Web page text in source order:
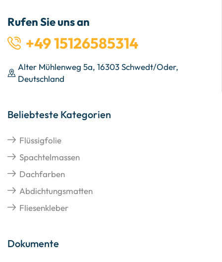
Rufen Sie uns an
+49 15126585314
Alter Mühlenweg 5a, 16303 Schwedt/Oder,
Deutschland
Beliebteste Kategorien
Flüssigfolie
Spachtelmassen
Dachfarben
Abdichtungsmatten
Fliesenkleber
Dokumente